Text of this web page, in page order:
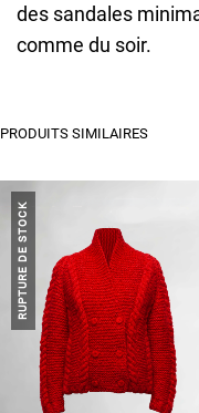
des sandales
comme du soir.
PRODUITS SIMILAIRES
RUPTURE DE STOCK